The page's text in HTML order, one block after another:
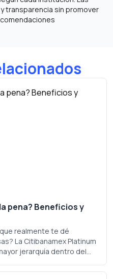
transparencia sin promover
pena? Beneficios y
realmente te dé
La Citibanamex Platinum
jerarquía dentro del
plástico merece un